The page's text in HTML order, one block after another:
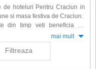
de hoteluri Pentru Craciun in
si masa festiva de Craciun.
din timp veti beneficia de
Petreceti Craciunul in
Kirchberg pentru a descoperii
mai mult
Filtreaza